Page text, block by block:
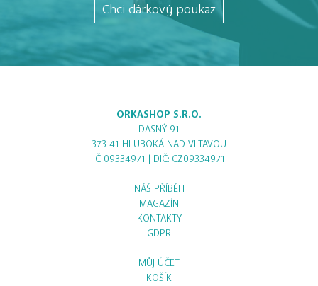
Chci dárkový poukaz
ORKASHOP S.R.O.
DASNÝ 91
373 41 HLUBOKÁ NAD VLTAVOU
IČ 09334971 | DIČ: CZ09334971
NÁŠ PŘÍBĚH
MAGAZÍN
KONTAKTY
GDPR
MŮJ ÚČET
KOŠÍK